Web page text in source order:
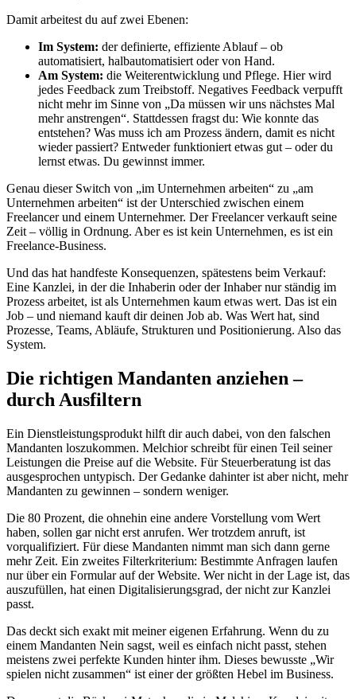
Damit arbeitest du auf zwei Ebenen:
Im System: der definierte, effiziente Ablauf – ob
automatisiert, halbautomatisiert oder von Hand.
Am System: die Weiterentwicklung und Pflege. Hier wird
jedes Feedback zum Treibstoff. Negatives Feedback verpufft
nicht mehr im Sinne von „Da müssen wir uns nächstes Mal
mehr anstrengen“. Stattdessen fragst du: Wie konnte das
entstehen? Was muss ich am Prozess ändern, damit es nicht
wieder passiert? Entweder funktioniert etwas gut – oder du
lernst etwas. Du gewinnst immer.
Genau dieser Switch von „im Unternehmen arbeiten“ zu „am
Unternehmen arbeiten“ ist der Unterschied zwischen einem
Freelancer und einem Unternehmer. Der Freelancer verkauft seine
Zeit – völlig in Ordnung. Aber es ist kein Unternehmen, es ist ein
Freelance-Business.
Und das hat handfeste Konsequenzen, spätestens beim Verkauf:
Eine Kanzlei, in der die Inhaberin oder der Inhaber nur ständig im
Prozess arbeitet, ist als Unternehmen kaum etwas wert. Das ist ein
Job – und niemand kauft dir deinen Job ab. Was Wert hat, sind
Prozesse, Teams, Abläufe, Strukturen und Positionierung. Also das
System.
Die richtigen Mandanten anziehen –
durch Ausfiltern
Ein Dienstleistungsprodukt hilft dir auch dabei, von den falschen
Mandanten loszukommen. Melchior schreibt für einen Teil seiner
Leistungen die Preise auf die Website. Für Steuerberatung ist das
ausgesprochen untypisch. Der Gedanke dahinter ist aber nicht, mehr
Mandanten zu gewinnen – sondern weniger.
Die 80 Prozent, die ohnehin eine andere Vorstellung vom Wert
haben, sollen gar nicht erst anrufen. Wer trotzdem anruft, ist
vorqualifiziert. Für diese Mandanten nimmt man sich dann gerne
mehr Zeit. Ein zweites Filterkriterium: Bestimmte Anfragen laufen
nur über ein Formular auf der Website. Wer nicht in der Lage ist, das
auszufüllen, hat einen Digitalisierungsgrad, der nicht zur Kanzlei
passt.
Das deckt sich exakt mit meiner eigenen Erfahrung. Wenn du zu
einem Mandanten Nein sagst, weil es einfach nicht passt, stehen
meistens zwei perfekte Kunden hinter ihm. Dieses bewusste „Wir
spielen nicht zusammen“ ist einer der größten Hebel im Business.